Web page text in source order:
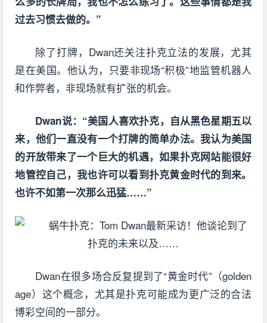
过去习惯去做的。”
除了打牌，Dwan还关注扑克立法的发展，尤其
是在美国。他认为，只要非现场“积极”地监管机器人
和作弊者， 非现场就有扩张的机会。
Dwan说：“美国人喜欢扑克，自从黑色星期五以
来，他们一直没有一个打牌的简单办法。我认为美国
的开放带来了一个巨大的机遇，如果扑克网站能很好
地管控自己，我也许可以看到扑克黄金时代的到来。
也许不如第一次那么迅猛……”
Dwan在很多场合反复提到了“黄金时代”（golden
age）这个概念，尤其是扑克可能成为更广泛的合法
博彩空间的一部分。